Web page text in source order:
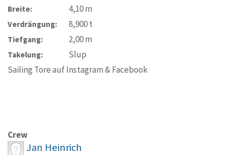
Breite: 4,10m
Verdrängung: 8,900t
Tiefgang: 2,00m
Takelung:
Slup
Sailing Tore auf Instagram & Facebook
Crew
Jan Heinrich